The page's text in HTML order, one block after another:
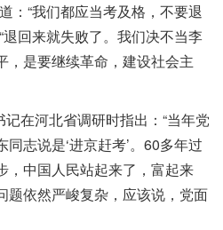
：“我们都应当考及格，不要退
退回来就失败了。我们决不当李
，是要继续革命，建设社会主
在河北省调研时指出：“当年党
志说是‘进京赶考’。60多年过
，中国人民站起来了，富起来
题依然严峻复杂，应该说，党面